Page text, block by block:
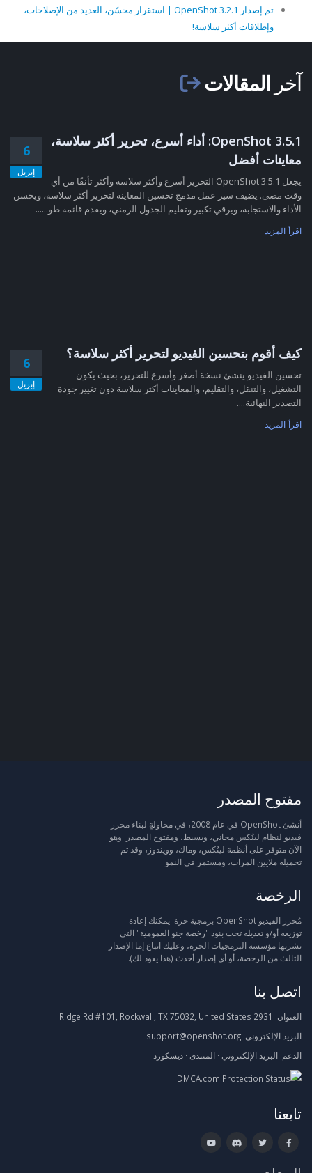
تم إصدار OpenShot 3.2.1 | استقرار محسّن، العديد من الإصلاحات،
وإطلاقات أكثر سلاسة!
آخر المقالات
6
إبريل
OpenShot 3.5.1: أداء أسرع، تحرير أكثر سلاسة،
معاينات أفضل
يجعل OpenShot 3.5.1 التحرير أسرع وأكثر سلاسة وأكثر تأنقًا من أي
وقت مضى. يضيف سير عمل مدمج تحسين المعاينة لتحرير أكثر سلاسة، ويحسن
الأداء والاستجابة، ويرقي تكبير وتقليم الجدول الزمني، ويقدم قائمة طو......
اقرأ المزيد
6
إبريل
كيف أقوم بتحسين الفيديو لتحرير أكثر سلاسة؟
تحسين الفيديو ينشئ نسخة أصغر وأسرع للتحرير، بحيث يكون
التشغيل، والتنقل، والتقليم، والمعاينات أكثر سلاسة دون تغيير جودة
التصدير النهائية....
اقرأ المزيد
مفتوح المصدر
أنشئ OpenShot في عام 2008، في محاولةٍ لبناء محرر
فيديو لنظام لينُكس مجاني، وبسيط، ومفتوح المصدر. وهو
الآن متوفر على أنظمة لينُكس، وماك، وويندوز، وقد تم
تحميله ملايين المرات، ومستمر في النمو!
الرخصة
مُحرر الفيديو OpenShot برمجية حرة: يمكنك إعادة
توزيعه أو/و تعديله تحت بنود "رخصة جنو العمومية" التي
نشرتها مؤسسة البرمجيات الحرة، وعليك اتباع إما الإصدار
الثالث من الرخصة، أو أي إصدار أحدث (هذا يعود لك).
اتصل بنا
العنوان:
البريد الإلكتروني: support@openshot.org
الدعم: البريد الإلكتروني · المنتدى · ديسكورد
تابعنا